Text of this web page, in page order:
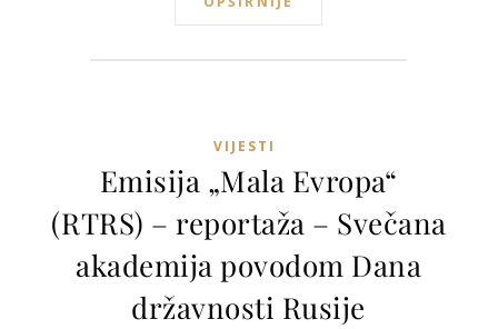
VIJESTI
Emisija „Mala Evropa“
(RTRS) – reportaža – Svečana
akademija povodom Dana
državnosti Rusije